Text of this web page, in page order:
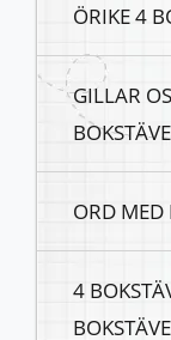
ÖRIKE 4
GILLAR
ORD MED
4